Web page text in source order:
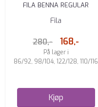
FILA BENNA REGULAR
LANGERMET T-SKJORTE
Fila
280,- 168,-
På lager i
86/92, 98/104, 122/128, 110/116
Kjøp